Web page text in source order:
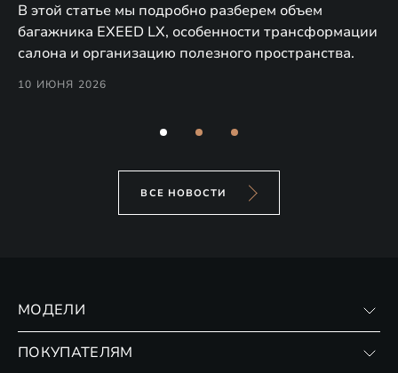
В этой статье мы подробно разберем объем
багажника EXEED LX, особенности трансформации
салона и организацию полезного пространства.
10 ИЮНЯ 2026
ВСЕ НОВОСТИ
МОДЕЛИ
ПОКУПАТЕЛЯМ